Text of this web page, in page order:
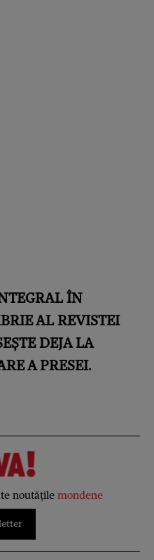
ÎN
AL REVISTEI
DEJA LA
A PRESEI.
noutățile mondene